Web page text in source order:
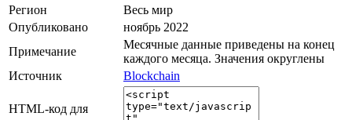
Регион
Весь мир
Опубликовано
ноябрь 2022
Примечание
Месячные данные приведены на конец
каждого месяца. Значения округлены
Источник
Blockchain
HTML-код для